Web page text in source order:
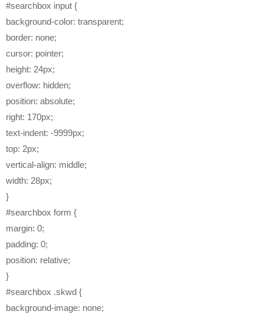
#searchbox input {
background-color: transparent;
border: none;
cursor: pointer;
height: 24px;
overflow: hidden;
position: absolute;
right: 170px;
text-indent: -9999px;
top: 2px;
vertical-align: middle;
width: 28px;
}
#searchbox form {
margin: 0;
padding: 0;
position: relative;
}
#searchbox .skwd {
background-image: none;